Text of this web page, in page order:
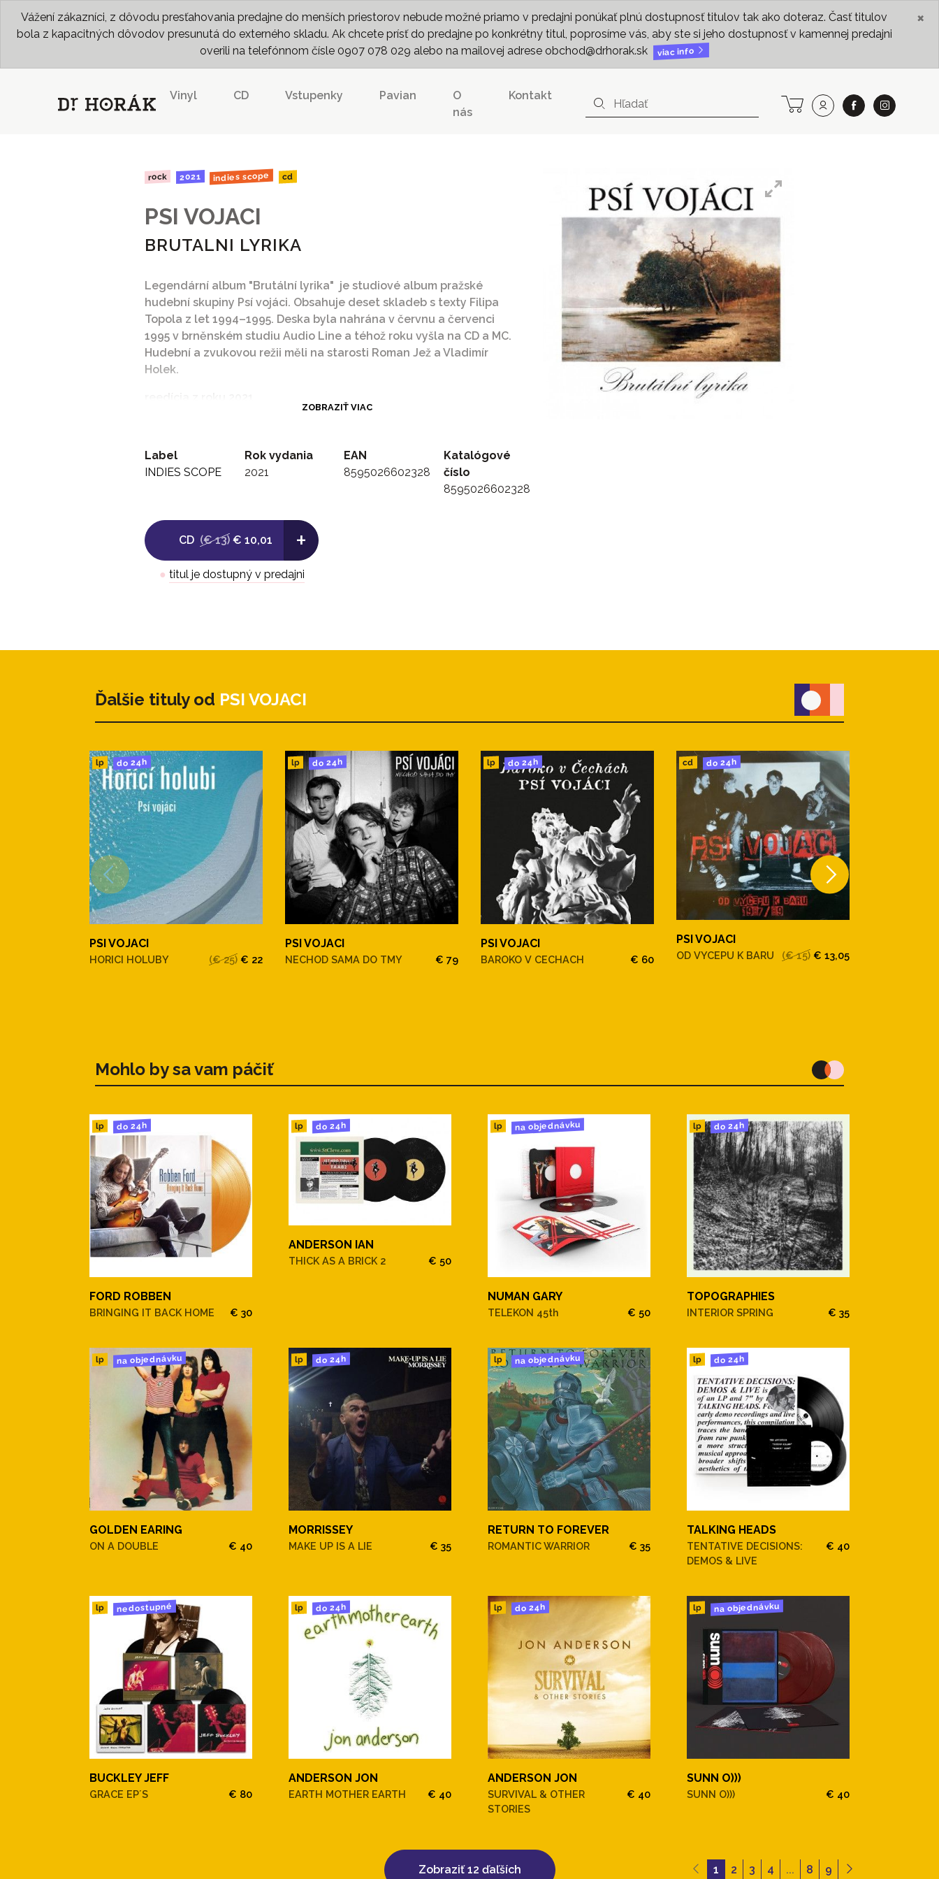
Vážení zákazníci, z dôvodu presťahovania predajne do menších priestorov nebude možné priamo v predajni ponúkať plnú dostupnosť titulov tak ako doteraz. Časť titulov
bola z kapacitných dôvodov presunutá do externého skladu. Ak chcete prísť do predajne po konkrétny titul, poprosíme vás, aby ste si jeho dostupnosť v kamennej predajni
overili na telefónnom čísle 0907 078 029 alebo na mailovej adrese obchod@drhorak.sk
viac info
×
Vinyl CD Vstupenky Pavian
O
nás
Kontakt
rock 2021 indies scope cd
PSI VOJACI
BRUTALNI LYRIKA
Legendární album "Brutální lyrika" je studiové album pražské
hudební skupiny Psí vojáci. Obsahuje deset skladeb s texty Filipa
Topola z let 1994–1995. Deska byla nahrána v červnu a červenci
1995 v brněnském studiu Audio Line a téhož roku vyšla na CD a MC.
Hudební a zvukovou režii měli na starosti Roman Jež a Vladimír
Holek.
ZOBRAZIŤ VIAC
Label
INDIES SCOPE
Rok vydania
2021
EAN
8595026602328
Katalógové
číslo
8595026602328
CD (€ 13) € 10,01 +
● titul je dostupný v predajni
Ďalšie tituly od PSI VOJACI
lp do 24h
PSI VOJACI
HORICI HOLUBY (€ 25) € 22
lp do 24h
PSI VOJACI
NECHOD SAMA DO TMY € 79
lp do 24h
PSI VOJACI
BAROKO V CECHACH € 60
cd do 24h
PSI VOJACI
OD VYCEPU K BARU (€ 15) € 13,05
Mohlo by sa vam páčiť
lp do 24h
FORD ROBBEN
BRINGING IT BACK HOME € 30
lp do 24h
ANDERSON IAN
THICK AS A BRICK 2 € 50
lp na objednávku
NUMAN GARY
TELEKON 45th € 50
lp do 24h
TOPOGRAPHIES
INTERIOR SPRING € 35
lp na objednávku
GOLDEN EARING
ON A DOUBLE € 40
lp do 24h
MORRISSEY
MAKE UP IS A LIE € 35
lp na objednávku
RETURN TO FOREVER
ROMANTIC WARRIOR € 35
lp do 24h
TALKING HEADS
TENTATIVE DECISIONS:
DEMOS & LIVE
€ 40
lp nedostupné
BUCKLEY JEFF
GRACE EP´S € 80
lp do 24h
ANDERSON JON
EARTH MOTHER EARTH € 40
lp do 24h
ANDERSON JON
SURVIVAL & OTHER
STORIES
€ 40
lp na objednávku
SUNN O)))
SUNN O))) € 40
Zobraziť 12 ďaľších 1 2 3 4 ... 8 9